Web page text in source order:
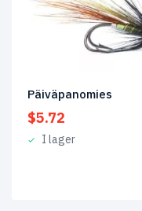
Päiväpanomies
$5.72
I lager